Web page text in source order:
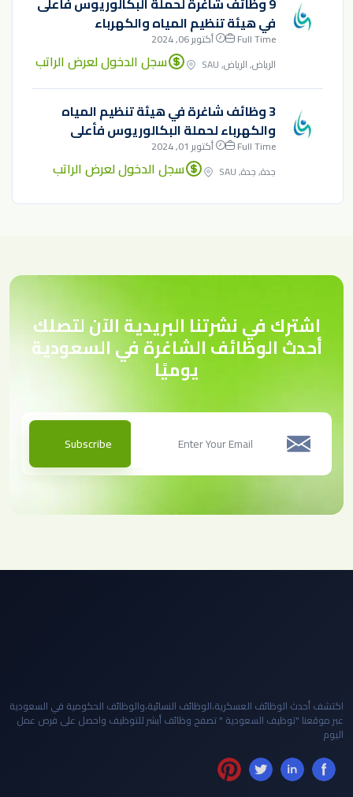
في هيئة تنظيم المياه والكهرباء
Full Time
أكتوبر 06, 2024
الرياض, الرياض, SAU
سجل الدخول لعرض الراتب
3 وظائف شاغرة في هيئة تنظيم المياه
والكهرباء لحملة البكالوريوس فأعلى
Full Time
أكتوبر 01, 2024
جدة, جدة, SAU
سجل الدخول لعرض الراتب
اشترك في نشرتنا البريدية الآن لتصلك
أحدث الوظائف الشاغرة في السعودية
يوميًا
Subscribe
اكتشف أحدث الوظائف العسكرية،الوظائف النسائية،والوظائف الحكومية في السعودية
عبر موقعنا "توظيف السعودية " تصفح وظائف أبشر للتوظيف واحصل على فرص عمل
اليوم